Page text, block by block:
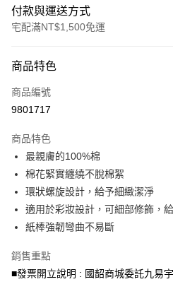
付款與運送方式
宅配滿NT$1,500免運
信用卡一次付款
LINE Pay
街口支付
悠遊付
全盈+PAY
AFTEE先享後付
相關說明
AFTEE先享後付是「在收到商品之後才付
ATM付款
商品特色
商品編號
9801717
商品特色
最親膚的100%棉
棉花緊實纏繞不脫棉絮
環狀螺旋設計，給予細緻潔淨
適用於彩妝設計，可細部修飾，
紙棒強韌彎曲不易斷
銷售重點
■發票開立說明 : 國韶商城委託九易